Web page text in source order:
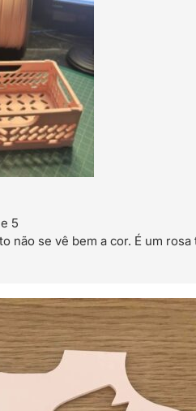
5
não se vê bem a cor. É um